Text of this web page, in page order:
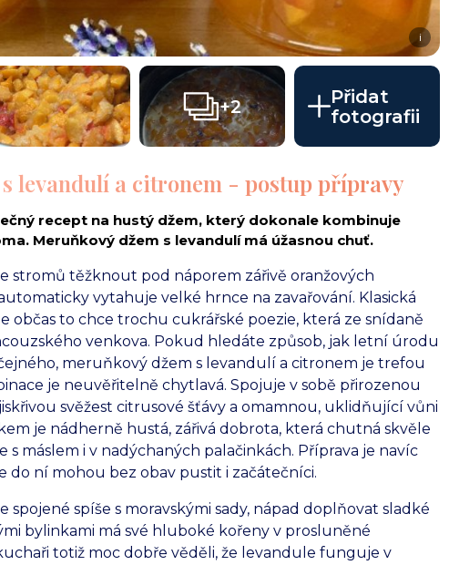
i
+2
Přidat
fotografii
levandulí a citronem - postup přípravy
recept na hustý džem, který dokonale kombinuje
Meruňkový džem s levandulí má úžasnou chuť.
stromů těžknout pod náporem zářivě oranžových
vytahuje velké hrnce na zavařování. Klasická
občas to chce trochu cukrářské poezie, která ze snídaně
venkova. Pokud hledáte způsob, jak letní úrodu
meruňkový džem s levandulí a citronem je trefou
je neuvěřitelně chytlavá. Spojuje v sobě přirozenou
svěžest citrusové šťávy a omamnou, uklidňující vůni
je nádherně hustá, zářivá dobrota, která chutná skvěle
s máslem i v nadýchaných palačinkách. Příprava je navíc
do ní mohou bez obav pustit i začátečníci.
spíše s moravskými sady, nápad doplňovat sladké
bylinkami má své hluboké kořeny v prosluněné
totiž moc dobře věděli, že levandule funguje v